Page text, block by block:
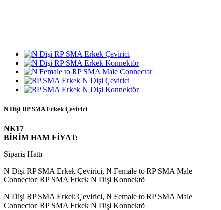
N Dişi RP SMA Erkek Çevirici
NK17
BİRİM HAM FİYAT:
Sipariş Hattı
N Dişi RP SMA Erkek Çevirici, N Female to RP SMA Male
Connector, RP SMA Erkek N Dişi Konnektö
N Dişi RP SMA Erkek Çevirici, N Female to RP SMA Male
Connector, RP SMA Erkek N Dişi Konnektö